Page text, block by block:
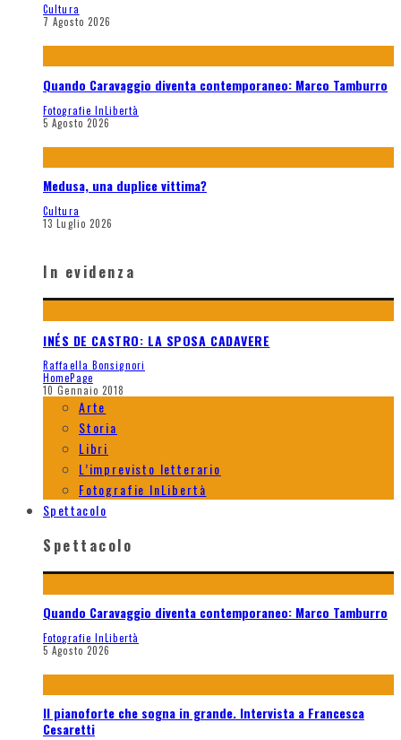
Cultura
7 Agosto 2026
Quando Caravaggio diventa contemporaneo: Marco Tamburro
Fotografie InLibertà
5 Agosto 2026
Medusa, una duplice vittima?
Cultura
13 Luglio 2026
In evidenza
INÉS DE CASTRO: LA SPOSA CADAVERE
Raffaella Bonsignori
HomePage
10 Gennaio 2018
Arte
Storia
Libri
L’imprevisto letterario
Fotografie InLibertà
Spettacolo
Spettacolo
Quando Caravaggio diventa contemporaneo: Marco Tamburro
Fotografie InLibertà
5 Agosto 2026
Il pianoforte che sogna in grande. Intervista a Francesca
Cesaretti